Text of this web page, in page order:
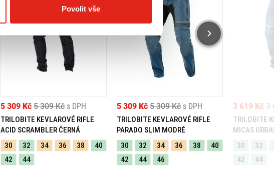
Povolit vše
5 309 Kč
5 309 Kč s DPH
TRILOBITE KEVLAROVÉ RIFLE
ACID SCRAMBLER ČERNÁ
30
32 34 36 38
40
42
44
5 309 Kč
5 309 Kč s DPH
TRILOBITE KEVLAROVÉ RIFLE
PARADO SLIM MODRÉ
30
32 34 36 38
40
42
44 46
3
3 619 Kč
TRILOBITE
MICAS
30
32
42
44